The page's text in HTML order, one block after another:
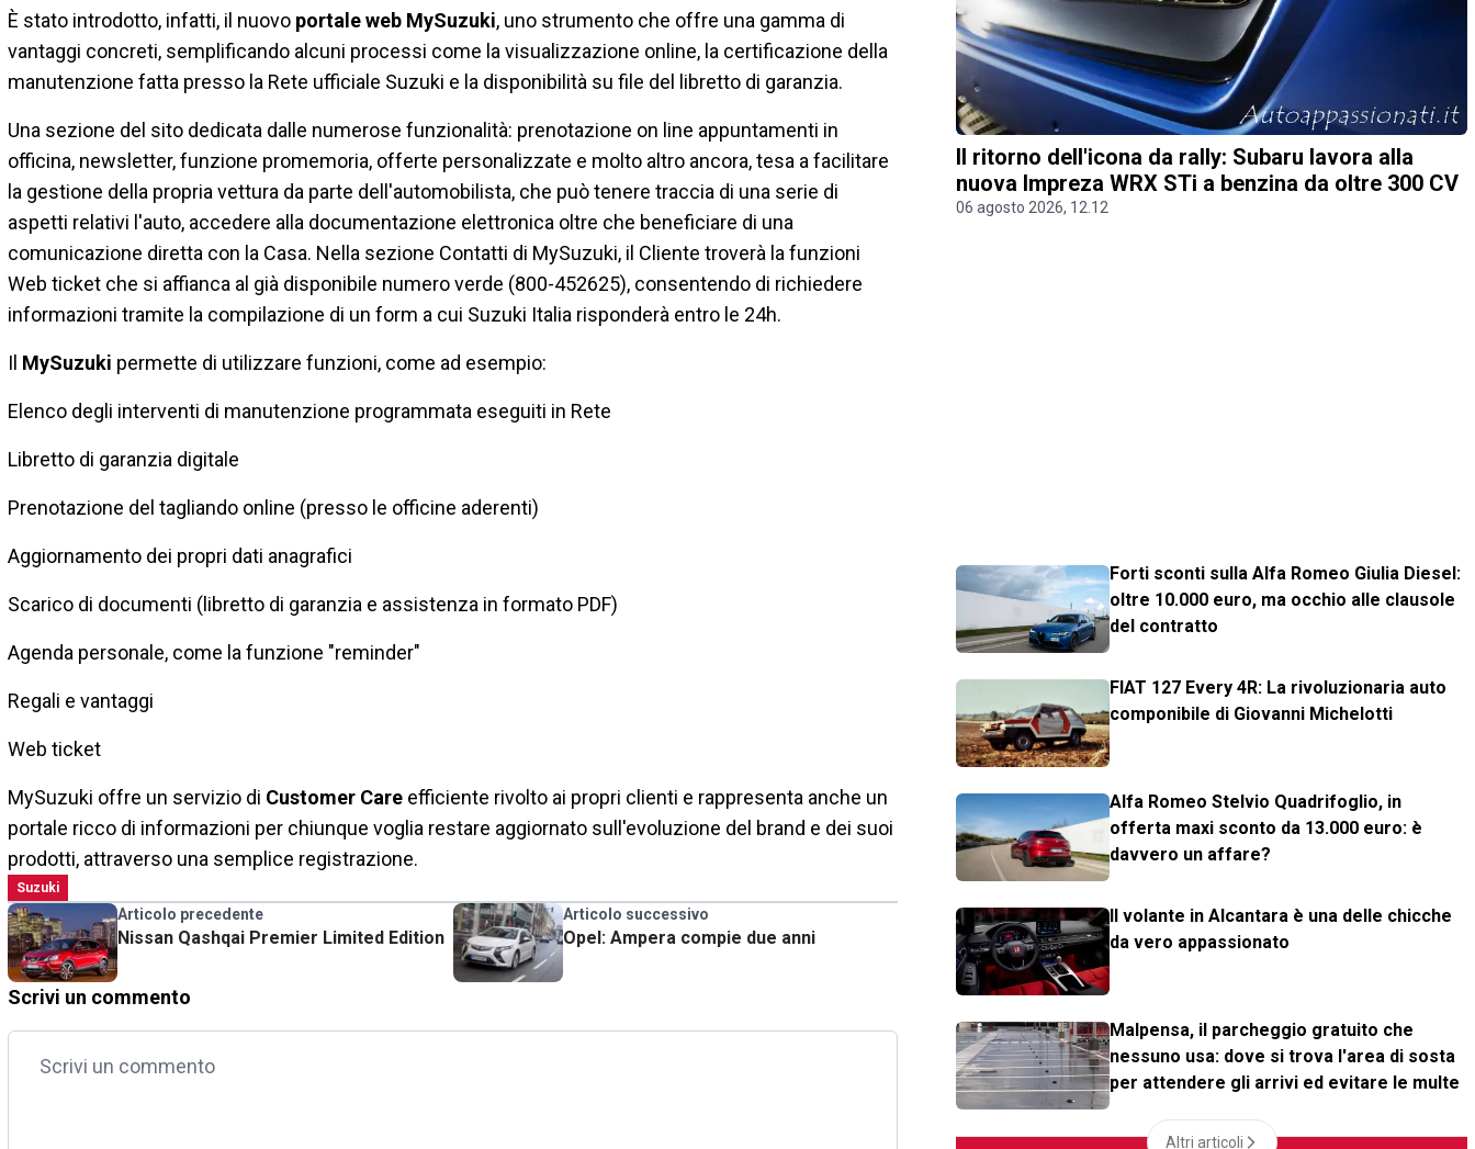
È stato introdotto, infatti, il nuovo portale web MySuzuki, uno strumento che offre una gamma di
vantaggi concreti, semplificando alcuni processi come la visualizzazione online, la certificazione della
manutenzione fatta presso la Rete ufficiale Suzuki e la disponibilità su file del libretto di garanzia.
Una sezione del sito dedicata dalle numerose funzionalità: prenotazione on line appuntamenti in
officina, newsletter, funzione promemoria, offerte personalizzate e molto altro ancora, tesa a facilitare
la gestione della propria vettura da parte dell'automobilista, che può tenere traccia di una serie di
aspetti relativi l'auto, accedere alla documentazione elettronica oltre che beneficiare di una
comunicazione diretta con la Casa. Nella sezione Contatti di MySuzuki, il Cliente troverà la funzioni
Web ticket che si affianca al già disponibile numero verde (800-452625), consentendo di richiedere
informazioni tramite la compilazione di un form a cui Suzuki Italia risponderà entro le 24h.
Il MySuzuki permette di utilizzare funzioni, come ad esempio:
Elenco degli interventi di manutenzione programmata eseguiti in Rete
Libretto di garanzia digitale
Prenotazione del tagliando online (presso le officine aderenti)
Aggiornamento dei propri dati anagrafici
Scarico di documenti (libretto di garanzia e assistenza in formato PDF)
Agenda personale, come la funzione "reminder"
Regali e vantaggi
Web ticket
MySuzuki offre un servizio di Customer Care efficiente rivolto ai propri clienti e rappresenta anche un
portale ricco di informazioni per chiunque voglia restare aggiornato sull'evoluzione del brand e dei suoi
prodotti, attraverso una semplice registrazione.
Suzuki
Articolo precedente
Nissan Qashqai Premier Limited Edition
Articolo successivo
Opel: Ampera compie due anni
Scrivi un commento
Il ritorno dell'icona da rally: Subaru lavora alla
nuova Impreza WRX STi a benzina da oltre 300 CV
06 agosto 2026, 12.12
Forti sconti sulla Alfa Romeo Giulia Diesel:
oltre 10.000 euro, ma occhio alle clausole
del contratto
FIAT 127 Every 4R: La rivoluzionaria auto
componibile di Giovanni Michelotti
Alfa Romeo Stelvio Quadrifoglio, in
offerta maxi sconto da 13.000 euro: è
davvero un affare?
Il volante in Alcantara è una delle chicche
da vero appassionato
Malpensa, il parcheggio gratuito che
nessuno usa: dove si trova l'area di sosta
per attendere gli arrivi ed evitare le multe
Altri articoli